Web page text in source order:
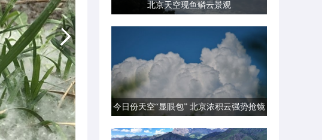
北京天空现鱼鳞云景观
今日份天空“显眼包” 北京浓积云强势抢镜